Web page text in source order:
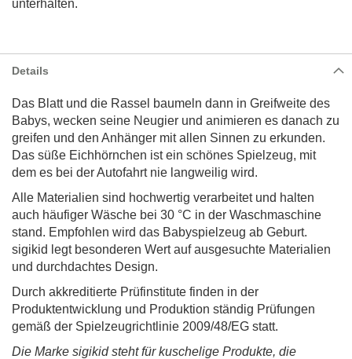
unterhalten.
Details
Das Blatt und die Rassel baumeln dann in Greifweite des
Babys, wecken seine Neugier und animieren es danach zu
greifen und den Anhänger mit allen Sinnen zu erkunden.
Das süße Eichhörnchen ist ein schönes Spielzeug, mit
dem es bei der Autofahrt nie langweilig wird.
Alle Materialien sind hochwertig verarbeitet und halten
auch häufiger Wäsche bei 30 °C in der Waschmaschine
stand. Empfohlen wird das Babyspielzeug ab Geburt.
sigikid legt besonderen Wert auf ausgesuchte Materialien
und durchdachtes Design.
Durch akkreditierte Prüfinstitute finden in der
Produktentwicklung und Produktion ständig Prüfungen
gemäß der Spielzeugrichtlinie 2009/48/EG statt.
Die Marke sigikid steht für kuschelige Produkte, die